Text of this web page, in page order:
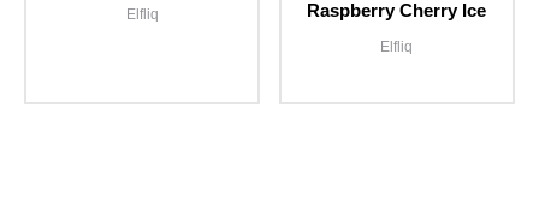
Elfliq
Raspberry Cherry Ice
Elfliq